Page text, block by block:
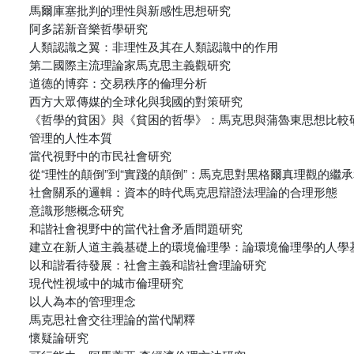
馬爾庫塞批判的理性與新感性思想研究
阿多諾新音樂哲學研究
人類認識之翼：非理性及其在人類認識中的作用
第二國際主流理論家馬克思主義觀研究
道德的博弈：交易秩序的倫理分析
西方大眾傳媒的全球化與我國的對策研究
《哲學的貧困》與《貧困的哲學》：馬克思與蒲魯東思想比較
管理的人性本質
當代視野中的市民社會研究
從“理性的顛倒”到“實踐的顛倒”：馬克思對黑格爾真理觀的繼
社會關系的邏輯：資本的時代馬克思辯證法理論的合理形態
意識形態概念研究
和諧社會視野中的當代社會矛盾問題研究
建立在新人道主義基礎上的環境倫理學：論環境倫理學的人學
以和諧看待發展：社會主義和諧社會理論研究
現代性視域中的城市倫理研究
以人為本的管理理念
馬克思社會交往理論的當代闡釋
懷疑論研究